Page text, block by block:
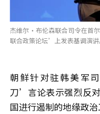
杰维尔·布伦森联合司令在首
联合政策论坛’上发表基调演
朝鲜针对驻韩美军
刀’言论表示强烈反
国进行遏制的地缘政治